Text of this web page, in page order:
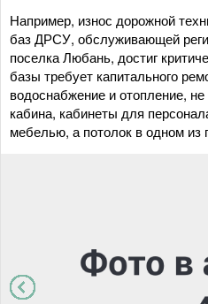
Например, износ дорожной
баз ДРСУ, обслуживающей
поселка Любань, достиг
базы требует капитального
водоснабжение и отопление,
кабина, кабинеты для
мебелью, а потолок в одном из